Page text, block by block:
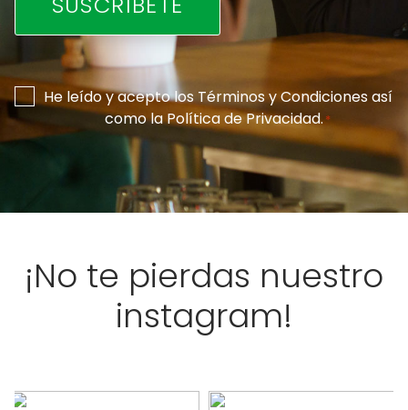
Consentimiento
*
He leído y acepto losTérminos y Condicionesasí
como laPolítica de Privacidad.*
¡No te pierdas nuestro
instagram!